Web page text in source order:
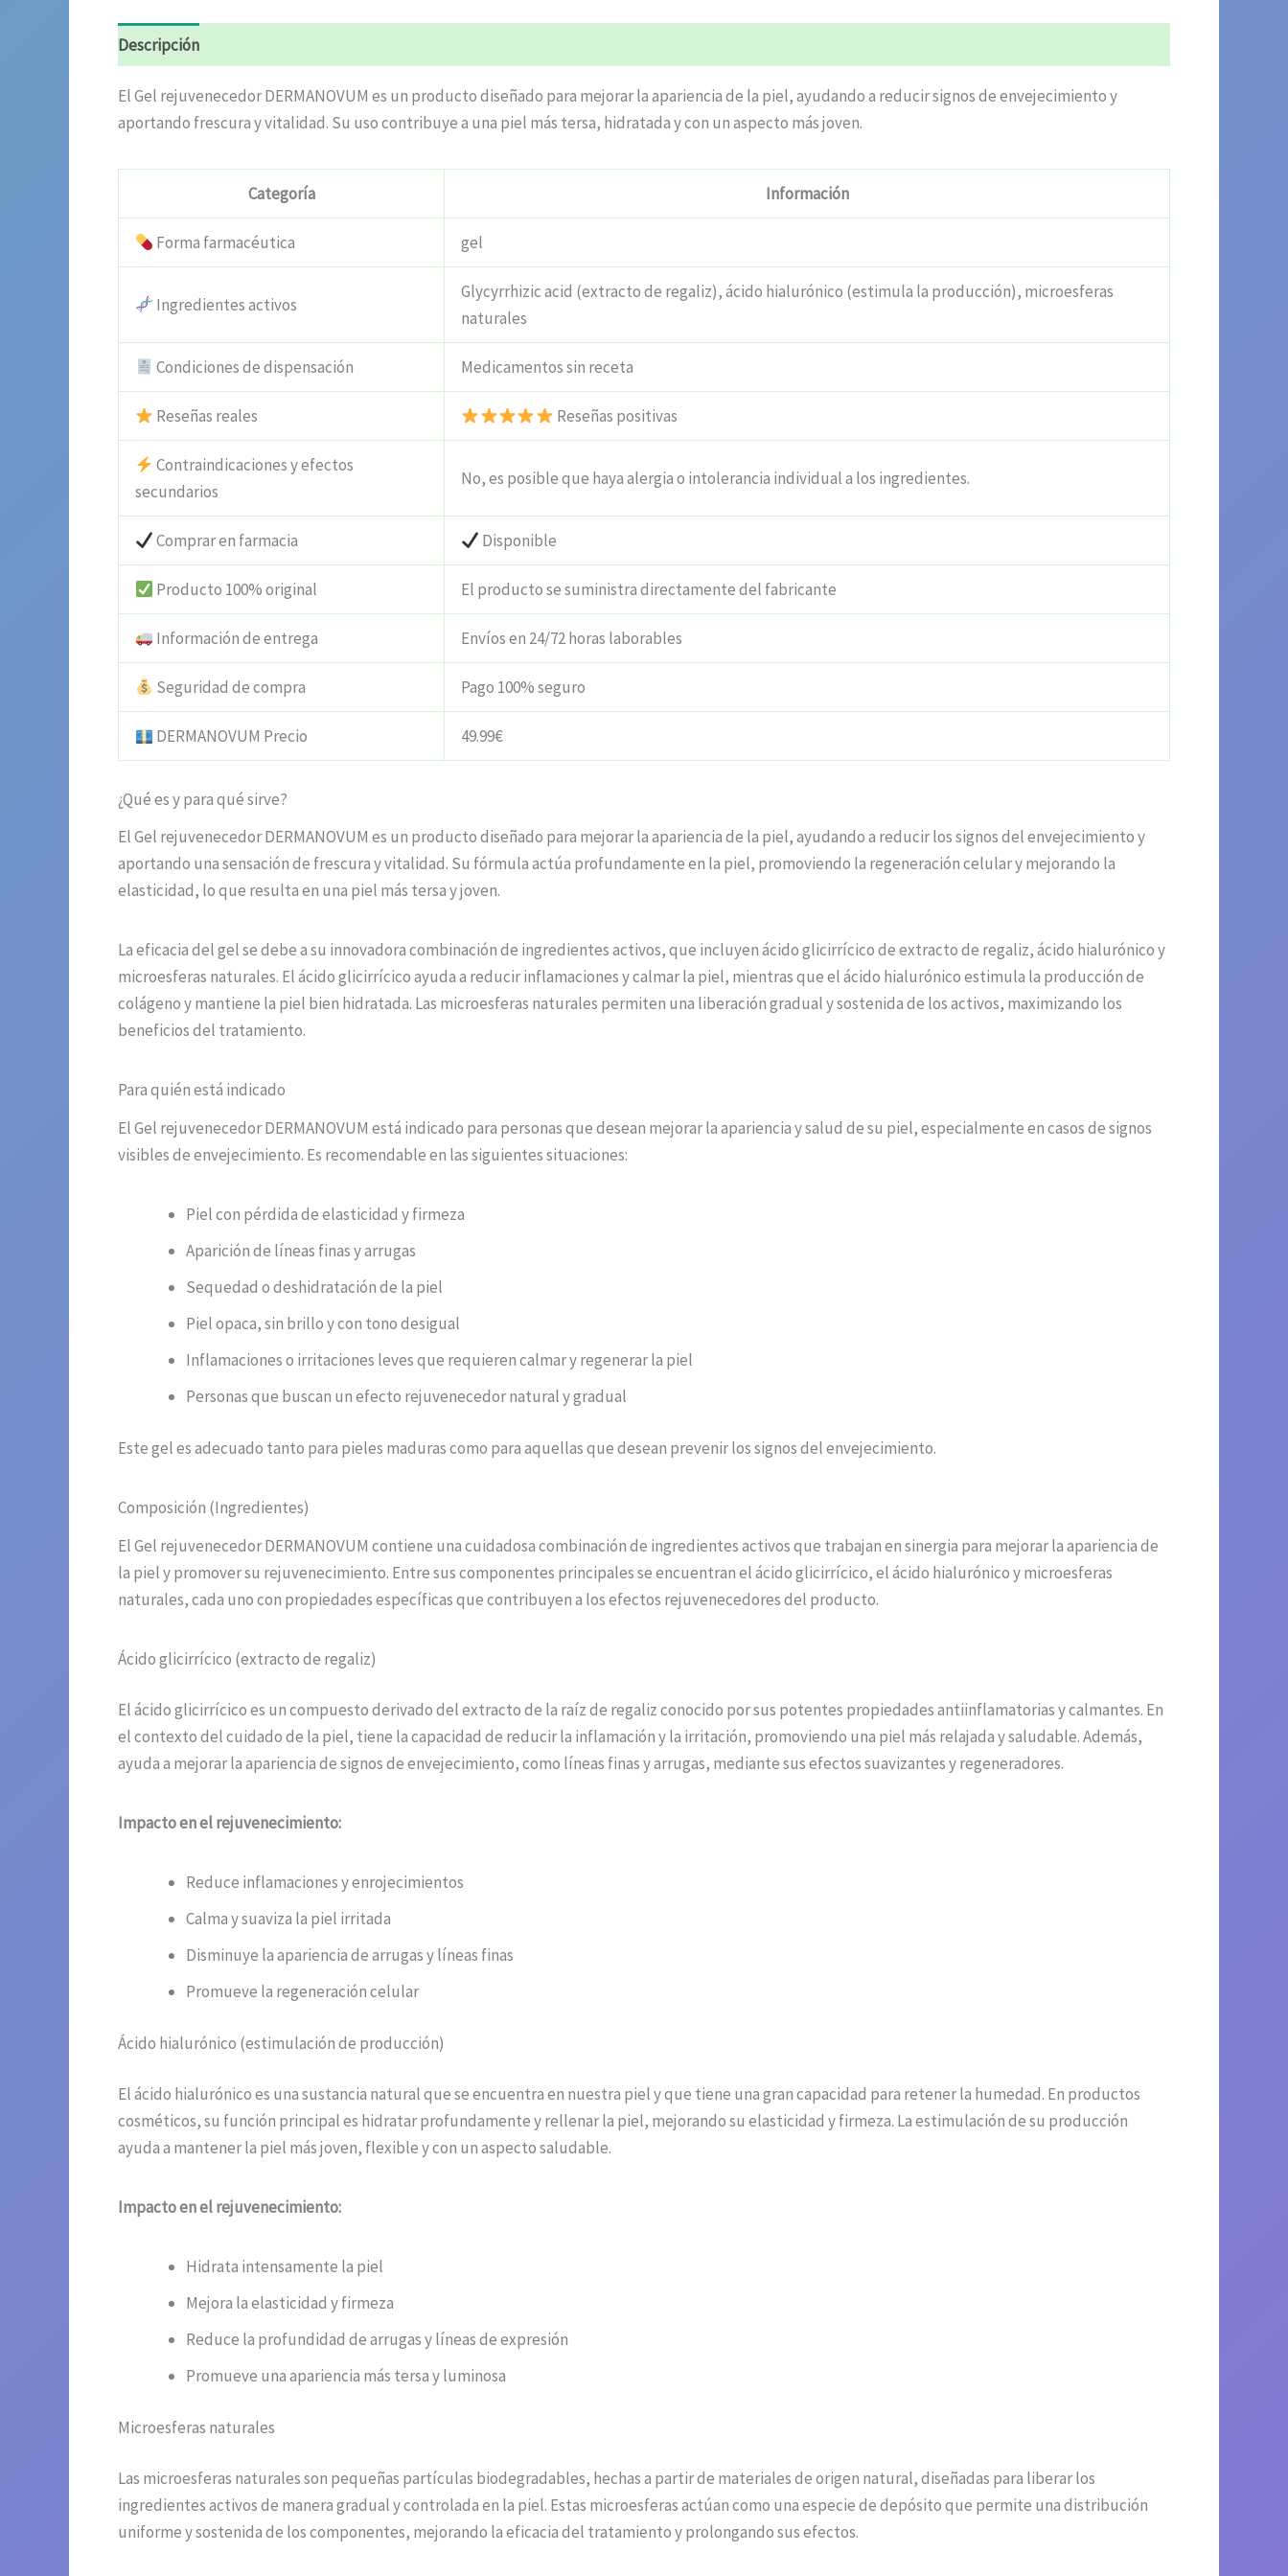
Descripción
El Gel rejuvenecedor DERMANOVUM es un producto diseñado para mejorar la apariencia de la piel, ayudando a reducir signos de envejecimiento y
aportando frescura y vitalidad. Su uso contribuye a una piel más tersa, hidratada y con un aspecto más joven.
Categoría Información
Forma farmacéutica gel
Ingredientes activos
Glycyrrhizic acid (extracto de regaliz), ácido hialurónico (estimula la producción), microesferas
naturales
Condiciones de dispensación Medicamentos sin receta
Reseñas reales Reseñas positivas
Contraindicaciones y efectos
secundarios
No, es posible que haya alergia o intolerancia individual a los ingredientes.
Comprar en farmacia Disponible
Producto 100% original El producto se suministra directamente del fabricante
Información de entrega Envíos en 24/72 horas laborables
Seguridad de compra Pago 100% seguro
DERMANOVUM Precio 49.99€
¿Qué es y para qué sirve?
El Gel rejuvenecedor DERMANOVUM es un producto diseñado para mejorar la apariencia de la piel, ayudando a reducir los signos del envejecimiento y
aportando una sensación de frescura y vitalidad. Su fórmula actúa profundamente en la piel, promoviendo la regeneración celular y mejorando la
elasticidad, lo que resulta en una piel más tersa y joven.
La eficacia del gel se debe a su innovadora combinación de ingredientes activos, que incluyen ácido glicirrícico de extracto de regaliz, ácido hialurónico y
microesferas naturales. El ácido glicirrícico ayuda a reducir inflamaciones y calmar la piel, mientras que el ácido hialurónico estimula la producción de
colágeno y mantiene la piel bien hidratada. Las microesferas naturales permiten una liberación gradual y sostenida de los activos, maximizando los
beneficios del tratamiento.
Para quién está indicado
El Gel rejuvenecedor DERMANOVUM está indicado para personas que desean mejorar la apariencia y salud de su piel, especialmente en casos de signos
visibles de envejecimiento. Es recomendable en las siguientes situaciones:
Piel con pérdida de elasticidad y firmeza
Aparición de líneas finas y arrugas
Sequedad o deshidratación de la piel
Piel opaca, sin brillo y con tono desigual
Inflamaciones o irritaciones leves que requieren calmar y regenerar la piel
Personas que buscan un efecto rejuvenecedor natural y gradual
Este gel es adecuado tanto para pieles maduras como para aquellas que desean prevenir los signos del envejecimiento.
Composición (Ingredientes)
El Gel rejuvenecedor DERMANOVUM contiene una cuidadosa combinación de ingredientes activos que trabajan en sinergia para mejorar la apariencia de
la piel y promover su rejuvenecimiento. Entre sus componentes principales se encuentran el ácido glicirrícico, el ácido hialurónico y microesferas
naturales, cada uno con propiedades específicas que contribuyen a los efectos rejuvenecedores del producto.
Ácido glicirrícico (extracto de regaliz)
El ácido glicirrícico es un compuesto derivado del extracto de la raíz de regaliz conocido por sus potentes propiedades antiinflamatorias y calmantes. En
el contexto del cuidado de la piel, tiene la capacidad de reducir la inflamación y la irritación, promoviendo una piel más relajada y saludable. Además,
ayuda a mejorar la apariencia de signos de envejecimiento, como líneas finas y arrugas, mediante sus efectos suavizantes y regeneradores.
Impacto en el rejuvenecimiento:
Reduce inflamaciones y enrojecimientos
Calma y suaviza la piel irritada
Disminuye la apariencia de arrugas y líneas finas
Promueve la regeneración celular
Ácido hialurónico (estimulación de producción)
El ácido hialurónico es una sustancia natural que se encuentra en nuestra piel y que tiene una gran capacidad para retener la humedad. En productos
cosméticos, su función principal es hidratar profundamente y rellenar la piel, mejorando su elasticidad y firmeza. La estimulación de su producción
ayuda a mantener la piel más joven, flexible y con un aspecto saludable.
Impacto en el rejuvenecimiento:
Hidrata intensamente la piel
Mejora la elasticidad y firmeza
Reduce la profundidad de arrugas y líneas de expresión
Promueve una apariencia más tersa y luminosa
Microesferas naturales
Las microesferas naturales son pequeñas partículas biodegradables, hechas a partir de materiales de origen natural, diseñadas para liberar los
ingredientes activos de manera gradual y controlada en la piel. Estas microesferas actúan como una especie de depósito que permite una distribución
uniforme y sostenida de los componentes, mejorando la eficacia del tratamiento y prolongando sus efectos.